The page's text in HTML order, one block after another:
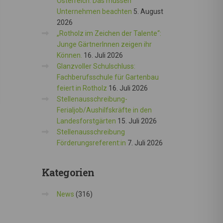
Unternehmen beachten 5. August
2026
„Rotholz im Zeichen der Talente“:
Junge GärtnerInnen zeigen ihr
Können. 16. Juli 2026
Glanzvoller Schulschluss:
Fachberufsschule für Gartenbau
feiert in Rotholz 16. Juli 2026
Stellenausschreibung-
Ferialjob/Aushilfskräfte in den
Landesforstgärten 15. Juli 2026
Stellenausschreibung
Förderungsreferent:in 7. Juli 2026
Kategorien
News (316)